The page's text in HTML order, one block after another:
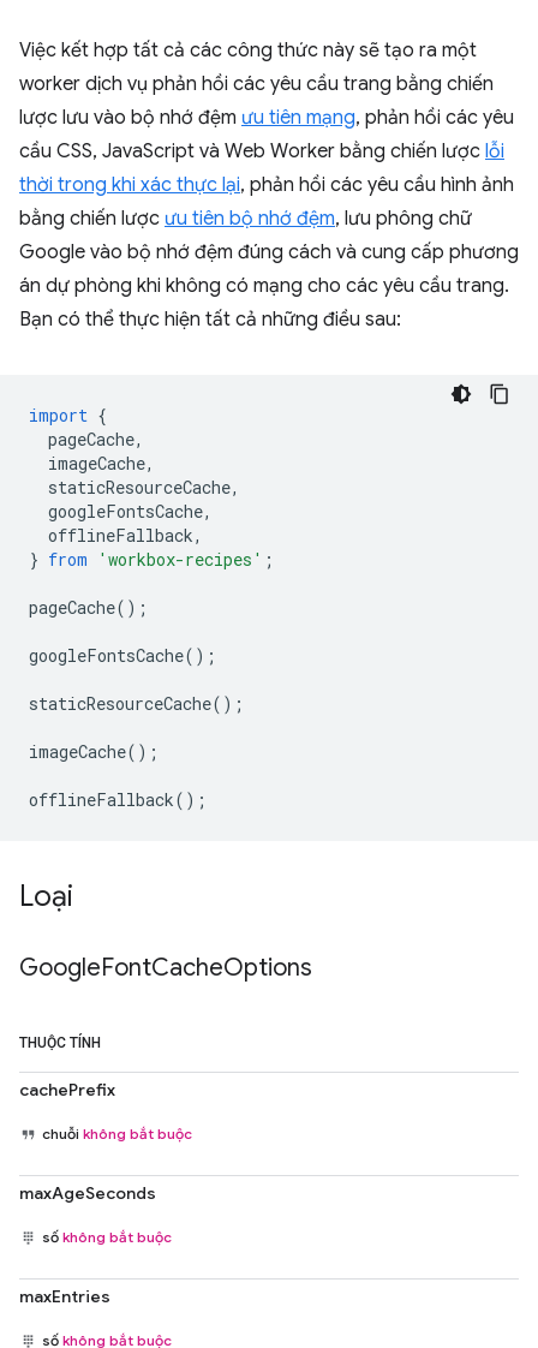
Việc kết hợp tất cả các công thức này sẽ tạo ra một
worker dịch vụ phản hồi các yêu cầu trang bằng chiến
lược lưu vào bộ nhớ đệm ưu tiên mạng, phản hồi các yêu
cầu CSS, JavaScript và Web Worker bằng chiến lược lỗi
thời trong khi xác thực lại, phản hồi các yêu cầu hình ảnh
bằng chiến lược ưu tiên bộ nhớ đệm, lưu phông chữ
Google vào bộ nhớ đệm đúng cách và cung cấp phương
án dự phòng khi không có mạng cho các yêu cầu trang.
Bạn có thể thực hiện tất cả những điều sau:
import {
pageCache,
imageCache,
staticResourceCache,
googleFontsCache,
offlineFallback,
} from 'workbox-recipes' ;
pageCache();
googleFontsCache();
staticResourceCache();
imageCache();
offlineFallback();
Loại
GoogleFontCacheOptions
THUỘC TÍNH
cachePrefix
chuỗi không bắt buộc
maxAgeSeconds
số không bắt buộc
maxEntries
số không bắt buộc